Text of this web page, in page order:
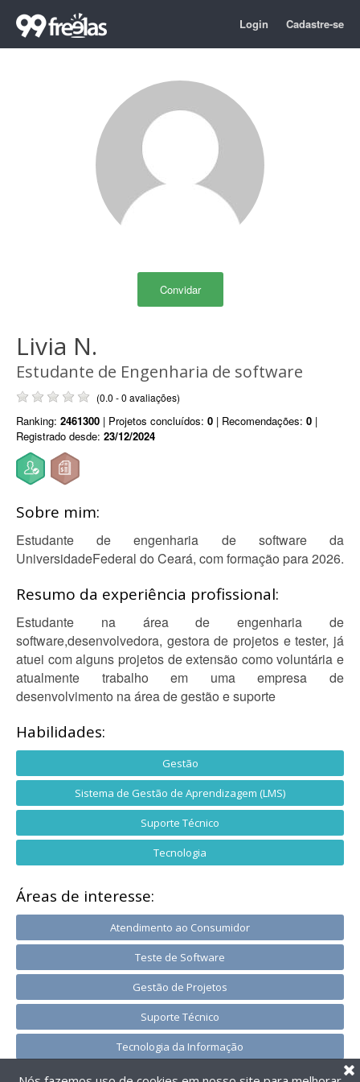
Login Cadastre-se
Convidar
Livia N.
Estudante de Engenharia de software
(0.0 - 0 avaliações)
Ranking: 2461300 | Projetos concluídos: 0 | Recomendações: 0 |
Registrado desde: 23/12/2024
Sobre mim:
Estudante de engenharia de software da
UniversidadeFederal do Ceará, com formação para 2026.
Resumo da experiência profissional:
Estudante na área de engenharia de
software,desenvolvedora, gestora de projetos e tester, já
atuei com alguns projetos de extensão como voluntária e
atualmente trabalho em uma empresa de
desenvolvimento na área de gestão e suporte
Habilidades:
Gestão
Sistema de Gestão de Aprendizagem (LMS)
Suporte Técnico
Tecnologia
Áreas de interesse:
Atendimento ao Consumidor
Teste de Software
Gestão de Projetos
Suporte Técnico
Tecnologia da Informação